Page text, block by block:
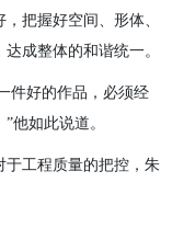
把握好空间、形体、
成整体的和谐统一。
件好的作品，必须经
他如此说道。
于工程质量的把控，朱